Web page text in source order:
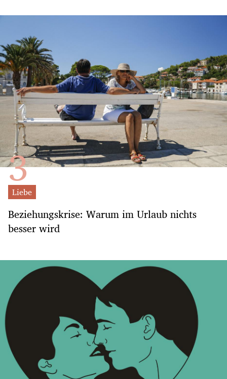
Liebe
Beziehungskrise: Warum im Urlaub nichts
besser wird